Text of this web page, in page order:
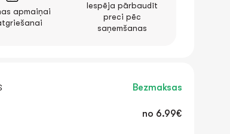
apmaiņai
Iespēja pārbaudīt
preci pēc
saņemšanas
Bezmaksas
no 6.99€